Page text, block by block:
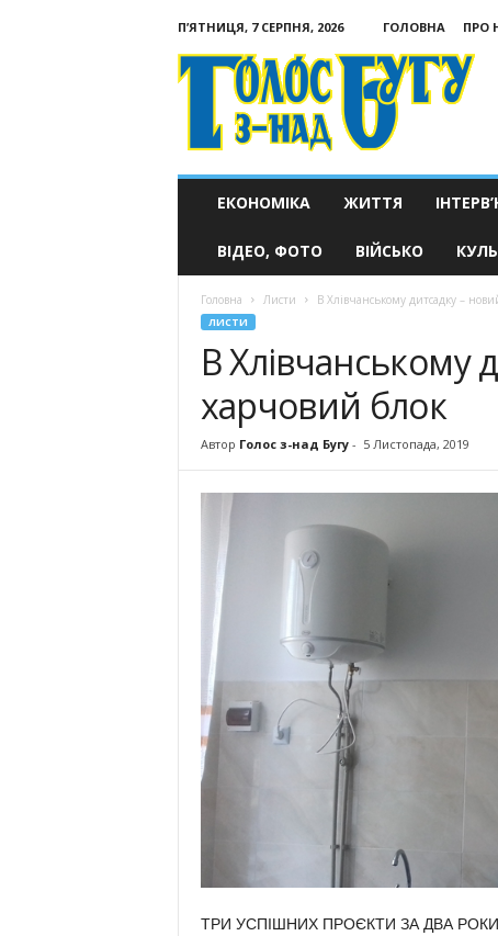
П’ЯТНИЦЯ, 7 СЕРПНЯ, 2026 ГОЛОВНА ПРО
Голос
з-
ЕКОНОМІКА ЖИТТЯ
ВІДЕО, ФОТО ВІЙСЬКО
Головна Листи В Хлівчанському дитсадку –
ЛИСТИ
В Хлівчанському
харчовий блок
Автор Голос з-над Бугу- 5 Листопада, 2019
ТРИ УСПІШНИХ ПРОЄКТИ ЗА ДВА РОКИ